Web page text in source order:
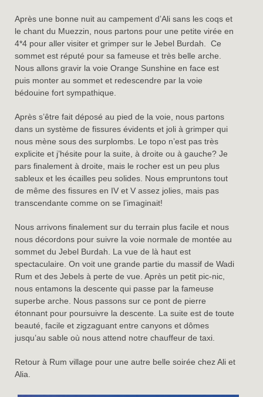
Après une bonne nuit au campement d’Ali sans les coqs et
le chant du Muezzin, nous partons pour une petite virée en
4*4 pour aller visiter et grimper sur le Jebel Burdah. Ce
sommet est réputé pour sa fameuse et très belle arche.
Nous allons gravir la voie Orange Sunshine en face est
puis monter au sommet et redescendre par la voie
bédouine fort sympathique.
Après s’être fait déposé au pied de la voie, nous partons
dans un système de fissures évidents et joli à grimper qui
nous mène sous des surplombs. Le topo n’est pas très
explicite et j’hésite pour la suite, à droite ou à gauche? Je
pars finalement à droite, mais le rocher est un peu plus
sableux et les écailles peu solides. Nous empruntons tout
de même des fissures en IV et V assez jolies, mais pas
transcendante comme on se l’imaginait!
Nous arrivons finalement sur du terrain plus facile et nous
nous décordons pour suivre la voie normale de montée au
sommet du Jebel Burdah. La vue de là haut est
spectaculaire. On voit une grande partie du massif de Wadi
Rum et des Jebels à perte de vue. Après un petit pic-nic,
nous entamons la descente qui passe par la fameuse
superbe arche. Nous passons sur ce pont de pierre
étonnant pour poursuivre la descente. La suite est de toute
beauté, facile et zigzaguant entre canyons et dômes
jusqu’au sable où nous attend notre chauffeur de taxi.
Retour à Rum village pour une autre belle soirée chez Ali et
Alia.